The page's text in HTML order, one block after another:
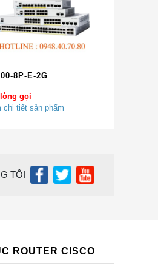
8P-E-2G
gọi
chi tiết sản phẩm
TÔI
ROUTER CISCO